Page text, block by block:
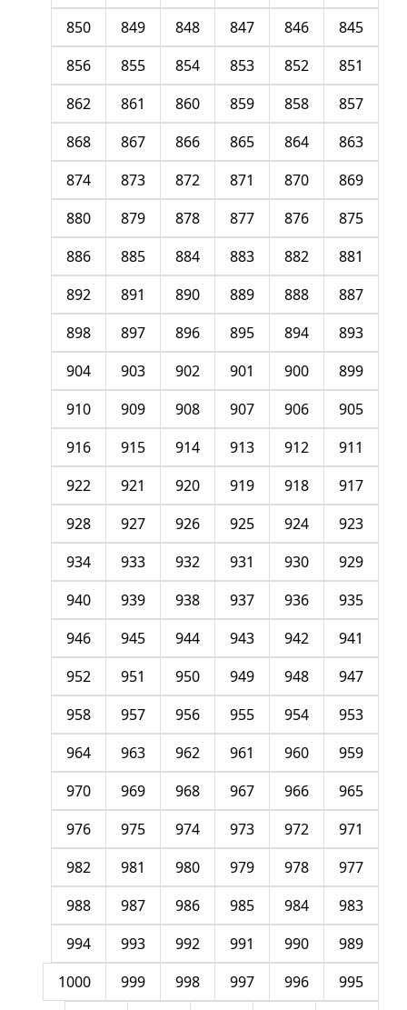
845
846
847
848
849
850
851
852
853
854
855
856
857
858
859
860
861
862
863
864
865
866
867
868
869
870
871
872
873
874
875
876
877
878
879
880
881
882
883
884
885
886
887
888
889
890
891
892
893
894
895
896
897
898
899
900
901
902
903
904
905
906
907
908
909
910
911
912
913
914
915
916
917
918
919
920
921
922
923
924
925
926
927
928
929
930
931
932
933
934
935
936
937
938
939
940
941
942
943
944
945
946
947
948
949
950
951
952
953
954
955
956
957
958
959
960
961
962
963
964
965
966
967
968
969
970
971
972
973
974
975
976
977
978
979
980
981
982
983
984
985
986
987
988
989
990
991
992
993
994
995
996
997
998
999
1000